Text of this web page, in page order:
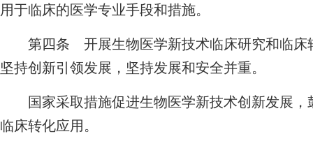
用于临床的医学专业手段和措施。
第四条 开展生物医学新技术临床研究和临床
坚持创新引领发展，坚持发展和安全并重。
国家采取措施促进生物医学新技术创新发展，
临床转化应用。